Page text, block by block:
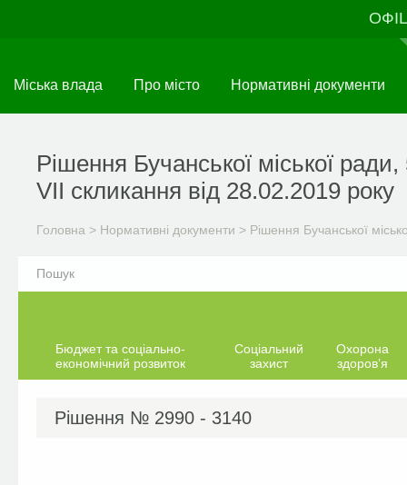
Міська влада Про місто Нормативні документи
Рішення Бучанської міської ради,
VII скликання від 28.02.2019 року
Головна > Нормативні документи > Рішення Бучанської
Бюджет та соціально-
економічний розвиток
Соціальний
захист
Охорона
здоров’я
Рішення № 2990 - 3140